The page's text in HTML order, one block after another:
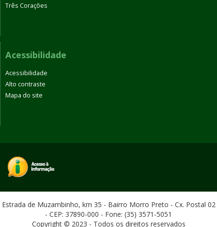
Três Corações
Acessibilidade
Acessibilidade
Alto contraste
Mapa do site
Estrada de Muzambinho, km 35 - Bairro Morro Preto - Cx. Postal 02
- CEP: 37890-000 - Fone: (35) 3571-5051
Copyright © 2023 - Todos os direitos reservados